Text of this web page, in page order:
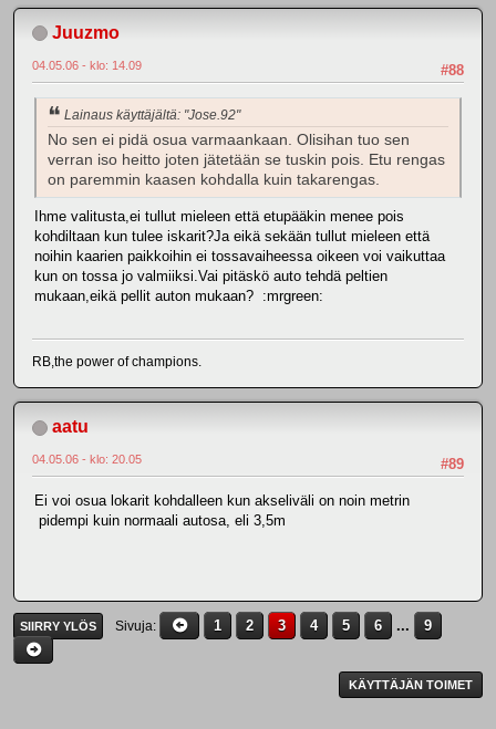
Juuzmo
#88
04.05.06 - klo: 14.09
Lainaus käyttäjältä: "Jose.92"
No sen ei pidä osua varmaankaan. Olisihan tuo sen
verran iso heitto joten jätetään se tuskin pois. Etu rengas
on paremmin kaasen kohdalla kuin takarengas.
Ihme valitusta,ei tullut mieleen että etupääkin menee pois
kohdiltaan kun tulee iskarit?Ja eikä sekään tullut mieleen että
noihin kaarien paikkoihin ei tossavaiheessa oikeen voi vaikuttaa
kun on tossa jo valmiiksi.Vai pitäskö auto tehdä peltien
mukaan,eikä pellit auton mukaan? :mrgreen:
RB,the power of champions.
aatu
#89
04.05.06 - klo: 20.05
Ei voi osua lokarit kohdalleen kun akseliväli on noin metrin
pidempi kuin normaali autosa, eli 3,5m
SIIRRY YLÖS Sivuja 1 2 3 4 5 6 ... 9
KÄYTTÄJÄN TOIMET